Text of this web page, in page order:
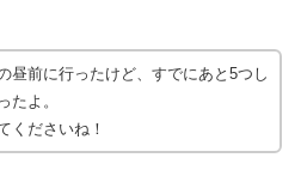
昼前に行ったけど、すでにあと5つし
たよ。
くださいね！